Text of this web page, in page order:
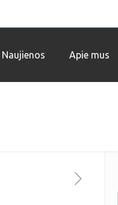
Naujienos Apie mus